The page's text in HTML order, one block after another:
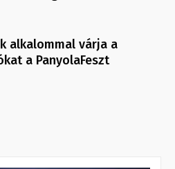
alkalommal várja a
a PanyolaFeszt